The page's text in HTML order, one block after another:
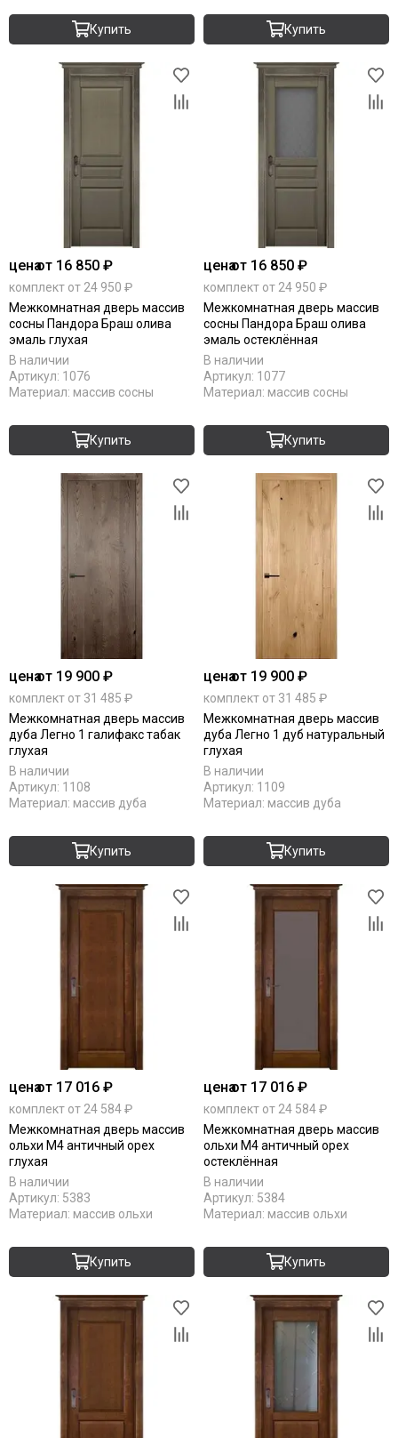
Купить Купить
ценаот 16 850 ₽
комплект от 24 950 ₽
Межкомнатная дверь массив
сосны Пандора Браш олива
эмаль глухая
В наличии
Артикул: 1076
Материал: массив сосны
Купить
ценаот 16 850 ₽
комплект от 24 950 ₽
Межкомнатная дверь массив
сосны Пандора Браш олива
эмаль остеклённая
В наличии
Артикул: 1077
Материал: массив сосны
Купить
ценаот 19 900 ₽
комплект от 31 485 ₽
Межкомнатная дверь массив
дуба Легно 1 галифакс табак
глухая
В наличии
Артикул: 1108
Материал: массив дуба
Купить
ценаот 19 900 ₽
комплект от 31 485 ₽
Межкомнатная дверь массив
дуба Легно 1 дуб натуральный
глухая
В наличии
Артикул: 1109
Материал: массив дуба
Купить
ценаот 17 016 ₽
комплект от 24 584 ₽
Межкомнатная дверь массив
ольхи М4 античный орех
глухая
В наличии
Артикул: 5383
Материал: массив ольхи
Купить
ценаот 17 016 ₽
комплект от 24 584 ₽
Межкомнатная дверь массив
ольхи М4 античный орех
остеклённая
В наличии
Артикул: 5384
Материал: массив ольхи
Купить